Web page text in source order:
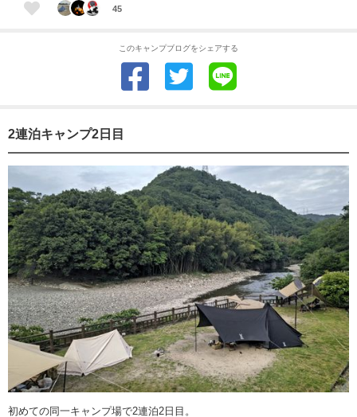
45
このキャンプブログをシェアする
2連泊キャンプ2日目
初めての同一キャンプ場で2連泊2日目。